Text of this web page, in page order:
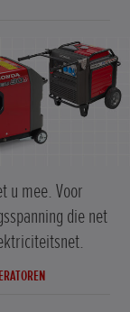
u mee. Voor
die net